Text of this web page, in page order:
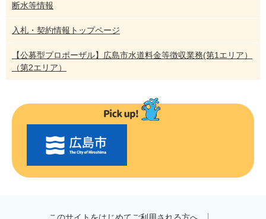
断水等情報
入札・契約情報トップページ
【公募型プロポーザル】広島市水道料金等徴収業務(第1エリア）
（第2エリア）